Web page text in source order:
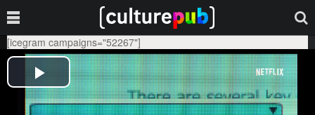
[icegram campaigns="52267"]